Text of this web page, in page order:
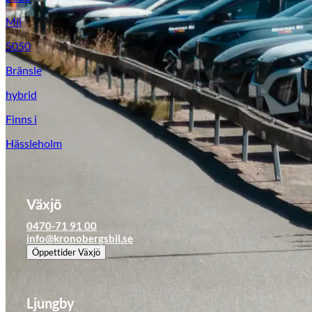
Leapmotor
Tillbehör & reservdelar
Mil
5050
Bränsle
hybrid
Finns i
Hässleholm
Växjö
0470-71 91 00
info@kronobergsbil.se
ÖppettiderVäxjö
Ljungby